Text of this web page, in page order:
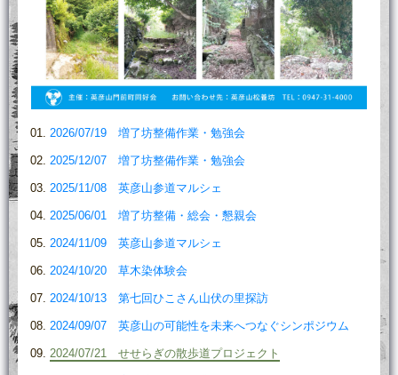
2026/07/19 増了坊整備作業・勉強会
2025/12/07 増了坊整備作業・勉強会
2025/11/08 英彦山参道マルシェ
2025/06/01 増了坊整備・総会・懇親会
2024/11/09 英彦山参道マルシェ
2024/10/20 草木染体験会
2024/10/13 第七回ひこさん山伏の里探訪
2024/09/07 英彦山の可能性を未来へつなぐシンポジウム
2024/07/21 せせらぎの散歩道プロジェクト